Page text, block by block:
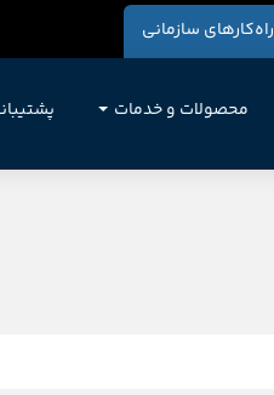
راه‌کارهای سازمانی
محصولات و خدمات